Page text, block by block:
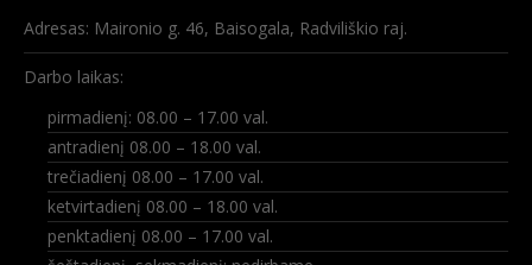
Adresas: Maironio g. 46, Baisogala, Radviliškio raj.
Darbo laikas:
pirmadienį: 08.00 – 17.00 val.
antradienį 08.00 – 18.00 val.
trečiadienį 08.00 – 17.00 val.
ketvirtadienį 08.00 – 18.00 val.
penktadienį 08.00 – 17.00 val.